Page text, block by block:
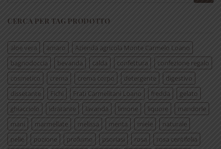
CERCA PER TAG PRODOTTO
aloe vera amaro
Azienda agricola Monte Carmelo Loano
bagnodoccia
bevanda calda confettura
confezione regalo
cosmetico
crema crema corpo detergente
digestivo
dissetante
Fichi Frati Carmelitani Loano fredda
gelato
ghiacciolo
idratante lavanda limone liquore
mandorle
mani
marmellate melissa menta miele
naturale
pelle
pozione profumo psoriasi rosa
rosa centifolia